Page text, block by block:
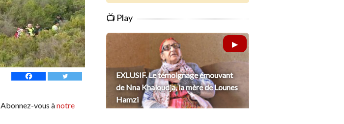
Abonnez-vous ànotre
📺 Play
EXLUSIF. Le témoignage émouvant
de Nna Khaloudja, la mère de Lounes
Hamzi